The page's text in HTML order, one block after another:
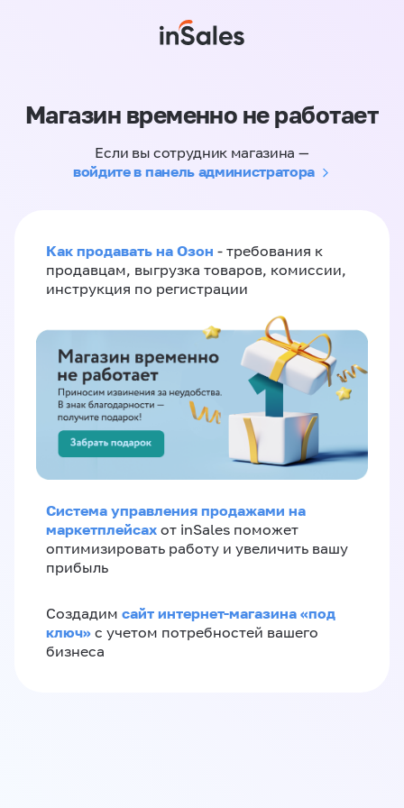
Магазин временно не работает
Если вы сотрудник магазина —
войдите в панель администратора
Как продавать на Озон - требования к
продавцам, выгрузка товаров, комиссии,
инструкция по регистрации
Система управления продажами на
маркетплейсах от inSales поможет
оптимизировать работу и увеличить вашу
прибыль
Создадим сайт интернет-магазина «под
ключ» с учетом потребностей вашего
бизнеса